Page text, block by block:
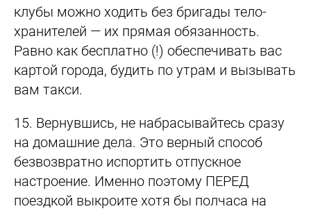
клубы можно ходить без бригады тело­
хранителей — их прямая обязанность.
Равно как бесплатно (!) обеспечивать вас
картой города, будить по утрам и вызывать
вам такси.
15. Вернувшись, не набрасывайтесь сразу
на домашние дела. Это верный способ
безвозвратно испортить отпускное
настроение. Именно поэтому ПЕРЕД
поездкой выкроите хотя бы полчаса на